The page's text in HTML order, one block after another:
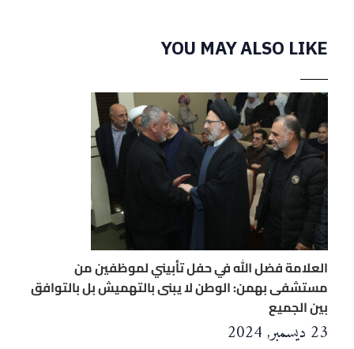
YOU MAY ALSO LIKE
العلامة فضل الله في حفل تأبيني لموظفين من
مستشفى بهمن: الوطن لا يبنى بالتهميش بل بالتوافق
بين الجميع
23 ديسمبر, 2024